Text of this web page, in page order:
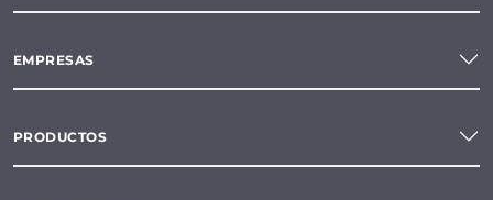
EMPRESAS
PRODUCTOS